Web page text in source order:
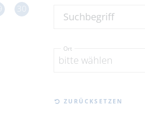
30
Suchbegriff
bitte wählen
Ort
ZURÜCKSETZEN